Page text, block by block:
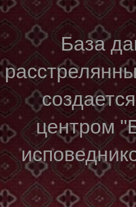
База
центром